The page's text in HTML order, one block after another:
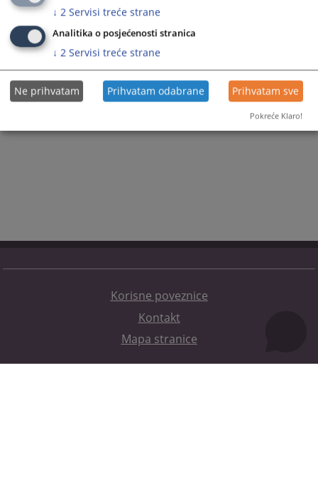
Korisne poveznice
Kontakt
Mapa stranice
↓ 2 Servisi treće strane
Analitika o posjećenosti stranica
↓ 2 Servisi treće strane
Ne prihvatam Prihvatam odabrane Prihvatam sve
Pokreće Klaro!